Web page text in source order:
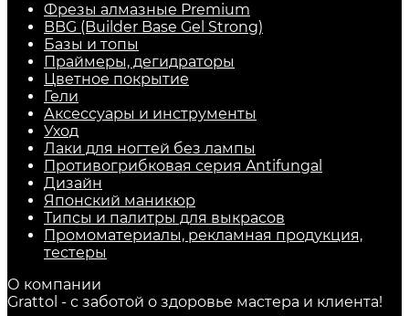
Фрезы алмазные Premium
BBG (Builder Base Gel Strong)
Базы и топы
Праймеры, дегидраторы
Цветное покрытие
Гели
Аксессуары и инструменты
Уход
Лаки для ногтей без лампы
Противогрибковая серия Antifungal
Дизайн
Японский маникюр
Типсы и палитры для выкрасов
Промоматериалы, рекламная продукция,
тестеры
О компании
Grattol - с заботой о здоровье мастера и клиента!